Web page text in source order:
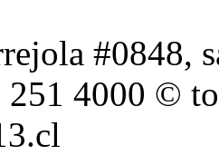
#0848,
4000 ©